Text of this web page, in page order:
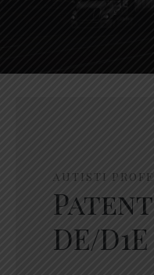
AUTISTI
DE/D1E